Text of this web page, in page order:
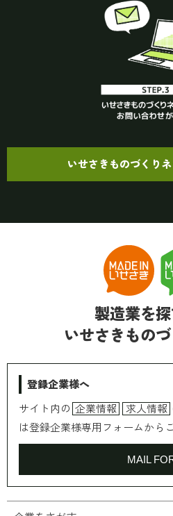
いせさきものづくり
製造業を
いせさきもの
登録企業様へ
サイト内の 企業情報 求人情報
は登録企業様専用フォームから
MAIL